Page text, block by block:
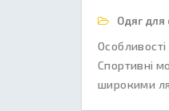
Одяг для
Особливості
Спортивні
широкими